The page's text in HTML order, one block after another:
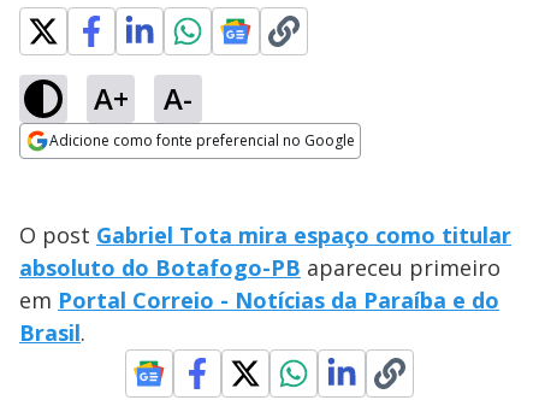
A+ A-
Adicione como fonte preferencial no Google
O post Gabriel Tota mira espaço como titular
absoluto do Botafogo-PB apareceu primeiro
em Portal Correio - Notícias da Paraíba e do
Brasil.